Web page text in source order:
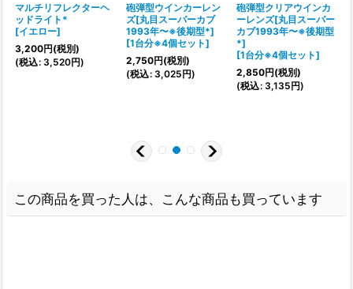
マルチリフレクターヘ
ッドライト*
[イエロー]
3,200円(税別)
(税込: 3,520円)
砲弾型ウインカーレン
ズ[丸目スーパーカブ
1993年〜※後期型*]
[1台分※4個セット]
2,750円(税別)
(税込: 3,025円)
砲弾型クリアウインカ
ーレンズ[丸目スーパー
カブ1993年〜※後期型
*]
[1台分※4個セット]
2,850円(税別)
(税込: 3,135円)
この商品を買った人は、こんな商品も買っています